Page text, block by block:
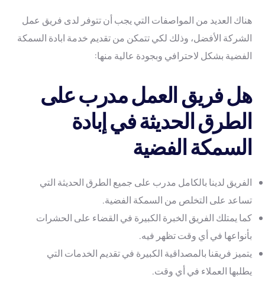
هناك العديد من المواصفات التي يجب أن تتوفر لدى فريق عمل
الشركة الأفضل، وذلك لكي تتمكن من تقديم خدمة ابادة السمكة
الفضية بشكل لاحترافي وبجودة عالية منها:
هل فريق العمل مدرب على
الطرق الحديثة في إبادة
السمكة الفضية
الفريق لدينا بالكامل مدرب على جميع الطرق الحديثة التي
تساعد على التخلص من السمكة الفضية.
كما يمتلك الفريق الخبرة الكبيرة في القضاء على الحشرات
بأنواعها في أي وقت تظهر فيه.
يتميز فريقنا بالمصداقية الكبيرة في تقديم الخدمات التي
يطلبها العملاء في أي وقت.